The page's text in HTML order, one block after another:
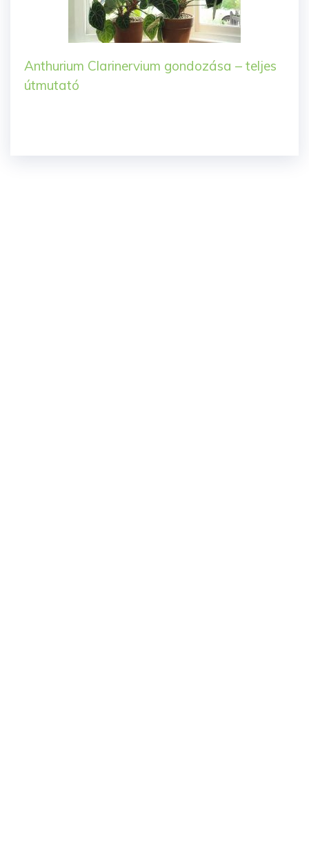
Anthurium Clarinervium gondozása – teljes
útmutató